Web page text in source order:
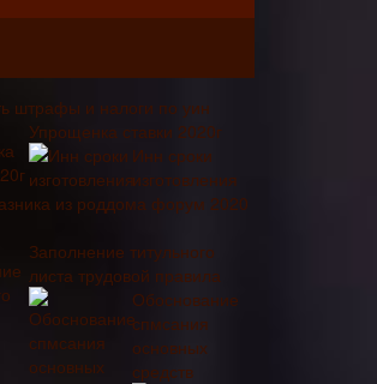
штрафы и налоги по уин
Упрощенка ставки 2020г
Инн сроки
изготовления
из роддома форум 2020
Заполнение титульного
листа трудовой правила
Обоснование
спмсания
основных
средств